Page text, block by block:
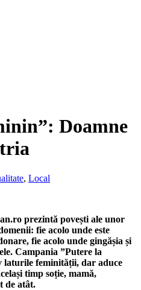
Doamne
, Local
prezintă povești ale unor
fie acolo unde este
fie acolo unde gingășia și
Campania ”Putere la
laturile feminității, dar aduce
timp soție, mamă,
de atât.